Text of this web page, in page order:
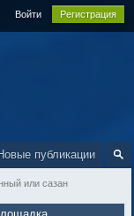
Войти Регистрация
публикации
или сазан